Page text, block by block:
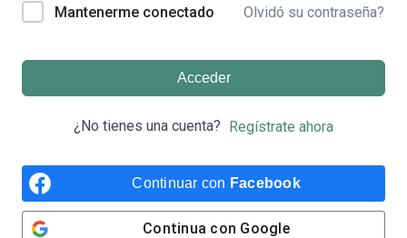
Mantenerme conectado Olvidó su contraseña?
Acceder
¿No tienes una cuenta? Regístrate ahora
Continuar con Facebook
Continua con Google